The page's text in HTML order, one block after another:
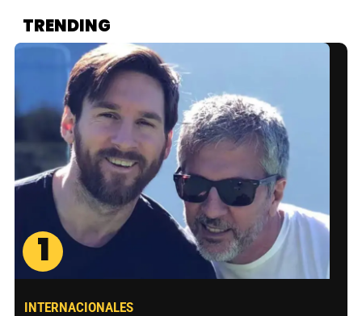
TRENDING
1
INTERNACIONALES